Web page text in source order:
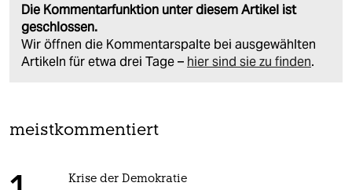
Die Kommentarfunktion unter diesem Artikel ist
geschlossen.
Wir öffnen die Kommentarspalte bei ausgewählten
Artikeln für etwa drei Tage – hier sind sie zu finden.
meistkommentiert
Krise der Demokratie